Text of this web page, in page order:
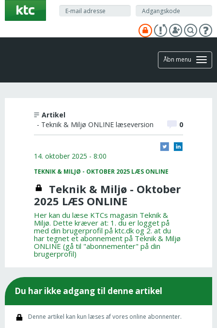
hovedindhold
Åbn menu
Artikel
- Teknik & Miljø ONLINE læseversion
0
14. oktober 2025 - 8:00
TEKNIK & MILJØ - OKTOBER 2025 LÆS ONLINE
Teknik & Miljø - Oktober
2025 LÆS ONLINE
Her kan du læse KTCs magasin Teknik &
Miljø. Dette kræver at: 1. du er logget på
med din brugerprofil på ktc.dk og 2. at du
har tegnet et abonnement på Teknik & Miljø
ONLINE (gå til "abonnementer" på din
brugerprofil)
Du har ikke adgang til denne artikel
Denne artikel kan kun læses af vores online abonnenter.